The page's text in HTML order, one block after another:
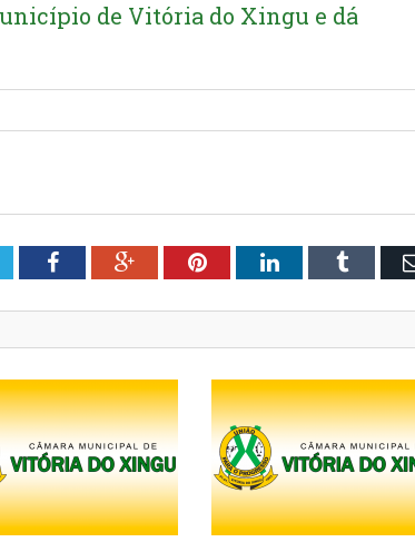
de Vitória do Xingu e dá
FacebookGoogle+PinterestLinkedInTumblr